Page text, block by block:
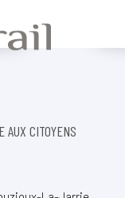
AUX CITOYENS